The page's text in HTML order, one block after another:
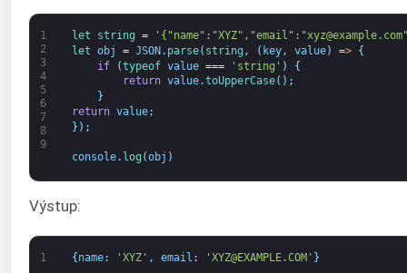
1
2
3
4
5
6
7
8
9
let string =
let obj = JSON. parse( string , ( key, value) =>
{
if
(typeof value === 'string' )
{
return value.toUpperCase( ) ;
}
return value;
} ) ;
console. log (obj )
Výstup:
1 { name: 'XYZ' , email : 'XYZ@EXAMPLE.COM' }